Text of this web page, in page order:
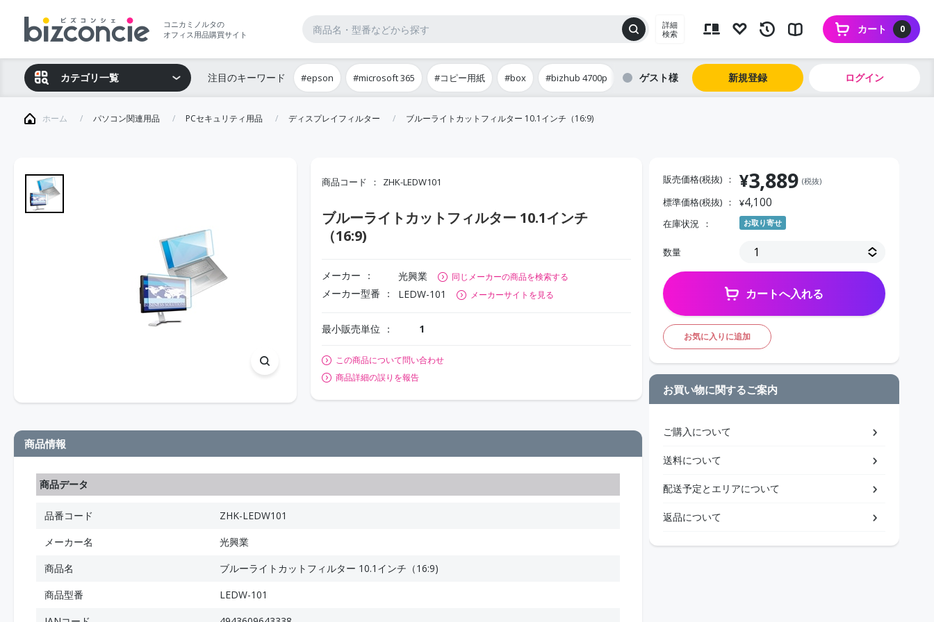
コニカミノルタの
オフィス用品購買サイト
詳細
検索
0
カート
カテゴリ一覧 注目のキーワード #epson #microsoft 365 #コピー用紙 #box #bizhub 4700p ゲスト 新規登録 ログイン
ホーム パソコン関連用品 PCセキュリティ用品 ディスプレイフィルター ブルーライトカットフィルター 10.1インチ（16:9)
商品コード ZHK-LEDW101
ブルーライトカットフィルター 10.1インチ
（16:9)
メーカー 光興業 同じメーカーの商品を検索する
メーカー型番 LEDW-101 メーカーサイトを見る
最小販売単位 1
この商品について問い合わせ
商品詳細の誤りを報告
商品情報
商品データ
品番コード
ZHK-LEDW101
メーカー名
光興業
商品名
ブルーライトカットフィルター 10.1インチ（16:9)
商品型番
LEDW-101
販売価格(税抜) ¥3,889 (税抜)
標準価格(税抜) ¥4,100
在庫状況 お取り寄せ
数量
カートへ入れる
お気に入りに追加
お買い物に関するご案内
ご購入について
送料について
配送予定とエリアについて
返品について